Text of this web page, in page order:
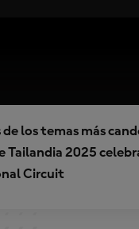
los temas más
Tailandia 2025
Circuit